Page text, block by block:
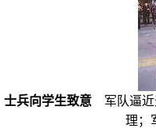
士兵向学生致意军队逼近
理；